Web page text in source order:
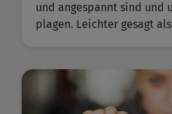
und angespannt sind und
plagen. Leichter gesagt